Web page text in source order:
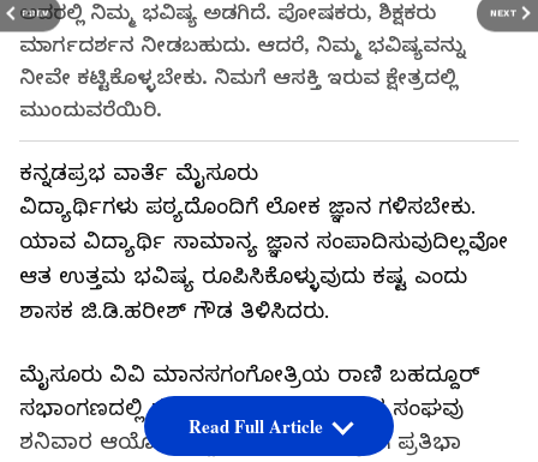
PREV NEXT
ಅದರಲ್ಲಿ ನಿಮ್ಮ ಭವಿಷ್ಯ ಅಡಗಿದೆ. ಪೋಷಕರು, ಶಿಕ್ಷಕರು
ಮಾರ್ಗದರ್ಶನ ನೀಡಬಹುದು. ಆದರೆ, ನಿಮ್ಮ ಭವಿಷ್ಯವನ್ನು
ನೀವೇ ಕಟ್ಟಿಕೊಳ್ಳಬೇಕು. ನಿಮಗೆ ಆಸಕ್ತಿ ಇರುವ ಕ್ಷೇತ್ರದಲ್ಲಿ
ಮುಂದುವರೆಯಿರಿ.
ಕನ್ನಡಪ್ರಭ ವಾರ್ತೆ ಮೈಸೂರು
ವಿದ್ಯಾರ್ಥಿಗಳು ಪಠ್ಯದೊಂದಿಗೆ ಲೋಕ ಜ್ಞಾನ ಗಳಿಸಬೇಕು.
ಯಾವ ವಿದ್ಯಾರ್ಥಿ ಸಾಮಾನ್ಯ ಜ್ಞಾನ ಸಂಪಾದಿಸುವುದಿಲ್ಲವೋ
ಆತ ಉತ್ತಮ ಭವಿಷ್ಯ ರೂಪಿಸಿಕೊಳ್ಳುವುದು ಕಷ್ಟ ಎಂದು
ಶಾಸಕ ಜಿ.ಡಿ.ಹರೀಶ್ ಗೌಡ ತಿಳಿಸಿದರು.
ಮೈಸೂರು ವಿವಿ ಮಾನಸಗಂಗೋತ್ರಿಯ ರಾಣಿ ಬಹದ್ದೂರ್
ಸಭಾಂಗಣದಲ್ಲಿ ಮೈಸೂರು ಜಿಲ್ಲಾ ಪತ್ರಕರ್ತರ ಸಂಘವು
ಶನಿವಾರ ಆಯೋಜಿಸಿದ್ದ ಪತ್ರಕರ್ತರ ಮಕ್ಕಳಿಗೆ ಪ್ರತಿಭಾ
Read Full Article